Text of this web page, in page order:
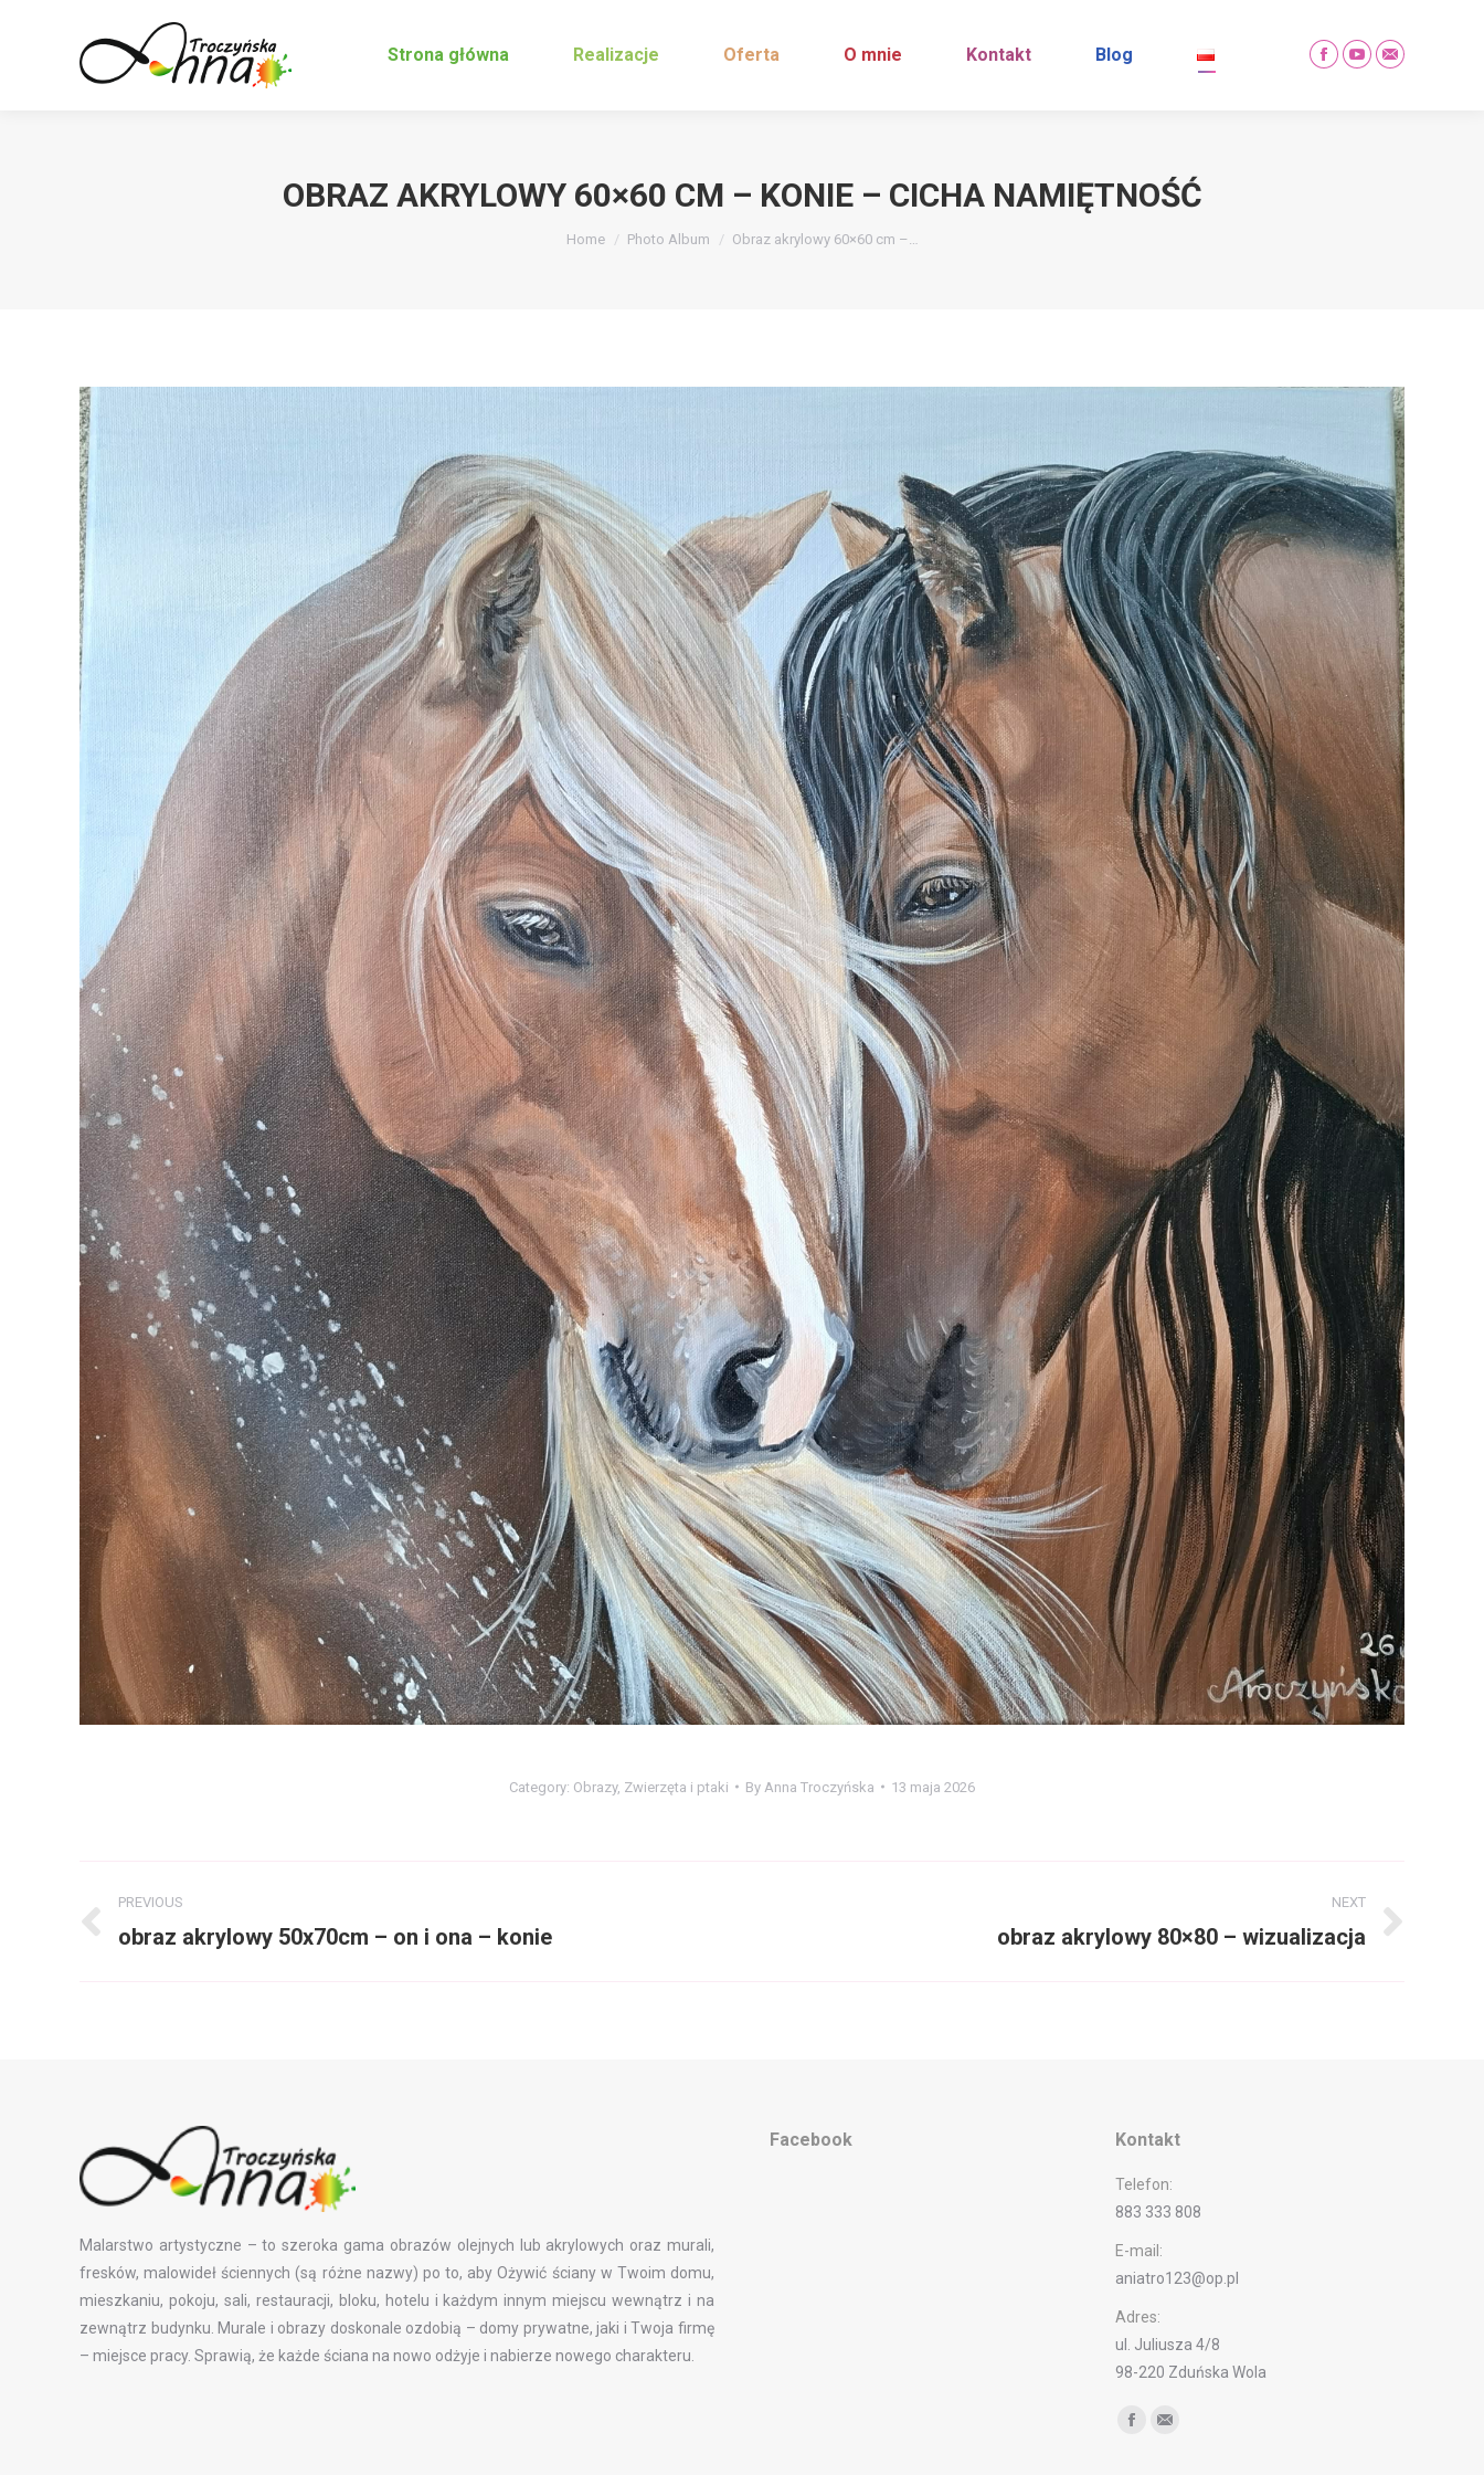
Strona główna Realizacje Oferta O mnie Kontakt Blog
Facebook
YouTube
Mail
OBRAZ AKRYLOWY 60×60 CM – KONIE – CICHA NAMIĘTNOŚĆ
You are here:
Home Photo Album Obraz akrylowy 60×60 cm –…
Category: Obrazy, Zwierzęta i ptaki By Anna Troczyńska 13 maja 2026
navigation
PREVIOUS
Previous
obraz akrylowy 50x70cm – on i ona – konie
NEXT
obraz akrylowy 80×80 – wizualizacja
Malarstwo artystyczne – to szeroka gama obrazów olejnych lub akrylowych oraz murali,
fresków, malowideł ściennych (są różne nazwy) po to, aby Ożywić ściany w Twoim domu,
mieszkaniu, pokoju, sali, restauracji, bloku, hotelu i każdym innym miejscu wewnątrz i na
zewnątrz budynku. Murale i obrazy doskonale ozdobią – domy prywatne, jaki i Twoja firmę
– miejsce pracy. Sprawią, że każde ściana na nowo odżyje i nabierze nowego charakteru.
Facebook Kontakt
Telefon:
883 333 808
E-mail:
aniatro123@op.pl
Adres:
ul. Juliusza 4/8
98-220 Zduńska Wola
Find us on: